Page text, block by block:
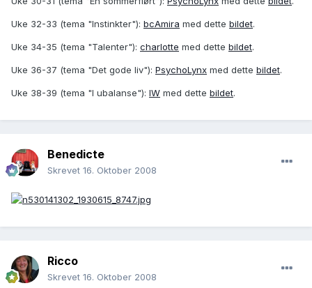
Uke 32-33 (tema "Instinkter"): bcAmira med dette bildet.
Uke 34-35 (tema "Talenter"): charlotte med dette bildet.
Uke 36-37 (tema "Det gode liv"): PsychoLynx med dette bildet.
Uke 38-39 (tema "I ubalanse"): IW med dette bildet.
Benedicte
Skrevet 16. Oktober 2008
Ricco
Skrevet 16. Oktober 2008